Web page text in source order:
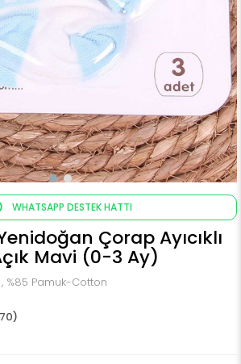
WHATSAPP DESTEK HATTI
Çorap Ayıcıklı
Mavi (0-3 Ay)
, %85 Pamuk-Cotton